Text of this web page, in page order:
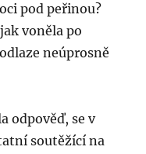
pod peřinou?
voněla po
neúprosně
odpověď, se v
soutěžící na